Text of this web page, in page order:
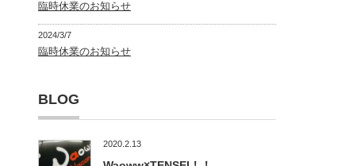
臨時休業のお知らせ
2024/3/7
臨時休業のお知らせ
BLOG
2020.2.13